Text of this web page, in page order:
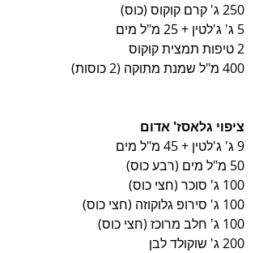
250 ג' קרם קוקוס (כוס)
5 ג' ג'לטין + 25 מ"ל מים
2 טיפות תמצית קוקוס
400 מ"ל שמנת מתוקה (2 כוסות)
ציפוי גלאסז' אדום
9 ג' ג'לטין + 45 מ"ל מים
50 מ"ל מים (רבע כוס)
100 ג' סוכר (חצי כוס)
100 ג' סירופ גלוקוזה (חצי כוס)
100 ג' חלב מרוכז (חצי כוס)
200 ג' שוקולד לבן